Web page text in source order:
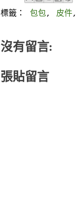
標籤： 包包, 皮件,
沒有留言:
張貼留言